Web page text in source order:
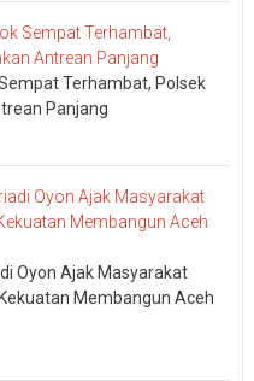
Terhambat, Polsek
Panjang
Oyon Ajak Masyarakat
Membangun Aceh